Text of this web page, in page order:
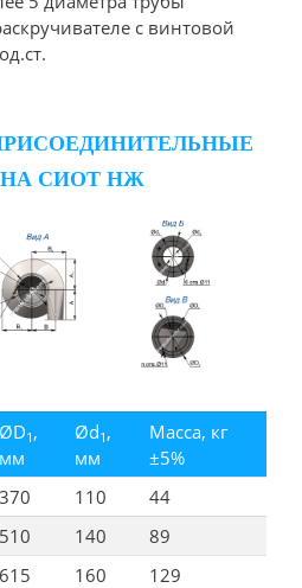
с винтовой
СИОТ НЖ
ØD1 ,
мм
Ød1 ,
мм
Масса, кг
±5%
370 110
44
510 140
89
615 160
129